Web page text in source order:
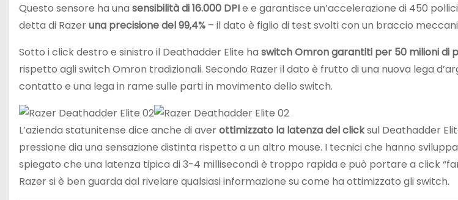
Questo sensore ha una sensibilità di 16.000 DPIe e garantisce un’accelerazione di 450
detta di Razeruna precisione del 99,4% – il dato è figlio di test svolti con un braccio
Sotto i click destro e sinistro il Deathadder Elite ha switch Omron garantiti per 50 milioni di
rispetto agli switch Omron tradizionali. Secondo Razer il dato è frutto di una nuova lega
contatto e una lega in rame sulle parti in movimento dello switch.
L’azienda statunitense dice anche di averottimizzato la latenza del clicksul Deathadder
pressione dia una sensazione distinta rispetto a un altro mouse. I tecnici che hanno
spiegato che una latenza tipica di 3-4 millisecondi è troppo rapida e può portare a click
Razer si è ben guarda dal rivelare qualsiasi informazione su come ha ottimizzato gli switch.